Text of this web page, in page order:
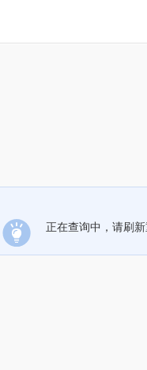
正在查询中，请刷